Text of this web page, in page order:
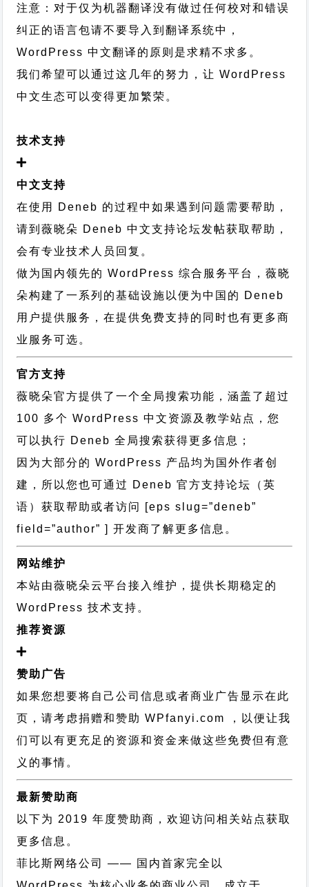
注意：对于仅为机器翻译没有做过任何校对和错误
纠正的语言包请不要导入到翻译系统中，
WordPress 中文翻译的原则 是求精不求多。
我们希望可以通过这几年的努力，让 WordPress
中文生态可以变得更加繁荣。
技术支持
中文支持
在使用 Deneb 的过程中如果遇到问题需要帮助，
请到薇晓朵 Deneb 中文支持论坛发帖获取帮助，
会有专业技术人员回复。
做为国内领先的 WordPress 综合服务平台，薇晓
朵构建了一系列的基础设施以便为中国的 Deneb
用户提供服务，在提供免费支持的同时也有更多商
业服务可选。
官方支持
薇晓朵官方提供了一个全局搜索功能，涵盖了超过
100 多个 WordPress 中文资源及教学站点，您
可以执行 Deneb 全局搜索获得更多信息；
因为大部分的 WordPress 产品均为国外作者创
建，所以您也可通过 Deneb 官方支持论坛
（英
语）获取帮助或者访问 [eps slug=”deneb”
field=”author” ] 开发商了解更多信息。
网站维护
本站由薇晓朵云平台接入维护，提供长期稳定的
WordPress 技术支持 。
推荐资源
赞助广告
如果您想要将自己公司信息或者商业广告显示在此
页，请考虑捐赠和赞助 WPfanyi.com ，以便让我
们可以有更充足的资源和资金来做这些免费但有意
义的事情。
最新赞助商
以下为 2019 年度赞助商，欢迎访问相关站点获取
更多信息。
菲比斯网络公司
—— 国内首家完全以